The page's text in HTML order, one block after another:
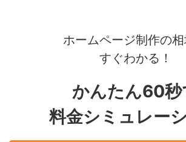
ホームページ制作の
すぐわかる！
かんたん60秒
料金シミュレー